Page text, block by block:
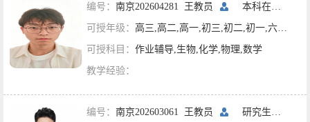
编号： 南京202604281 王教员 本科在读
可授年级： 高三,高二,高一,初三,初二,初一,六年级,五年级
可授科目： 作业辅导,生物,化学,物理,数学
教学经验：
编号： 南京202603061 王教员 研究生二年级